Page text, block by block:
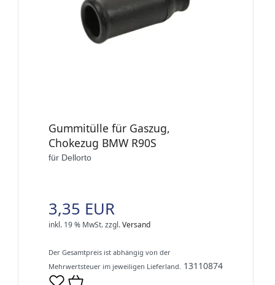
Gummitülle für Gaszug,
Chokezug BMW R90S
für Dellorto
3,35 EUR
inkl. 19 % MwSt.zzgl.Versand
Der Gesamtpreis ist abhängig von der
Mehrwertsteuer im jeweiligen Lieferland. 13110874